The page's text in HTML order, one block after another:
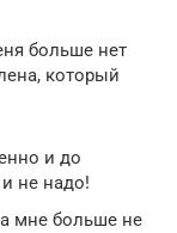
больше нет
который
и до
не надо!
мне больше не